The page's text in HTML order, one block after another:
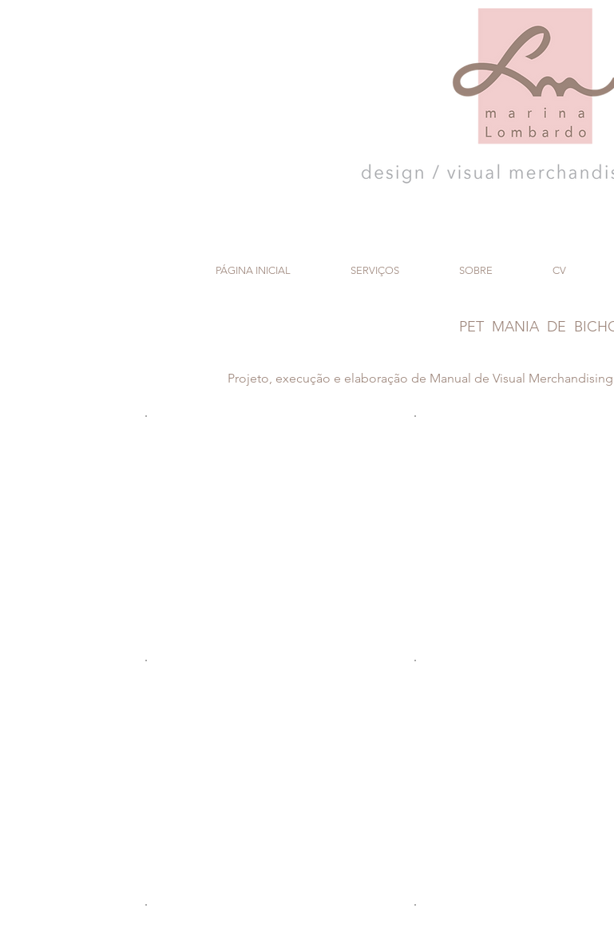
PÁGINA INICIAL SERVIÇOS SOBRE CV
PET MANIA DE
Projeto, execução e elaboração de Manual de Visual